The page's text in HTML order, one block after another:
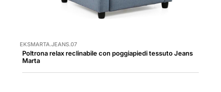
EKSMARTA.JEANS.07
Poltrona relax reclinabile con poggiapiedi tessuto Jeans
Marta